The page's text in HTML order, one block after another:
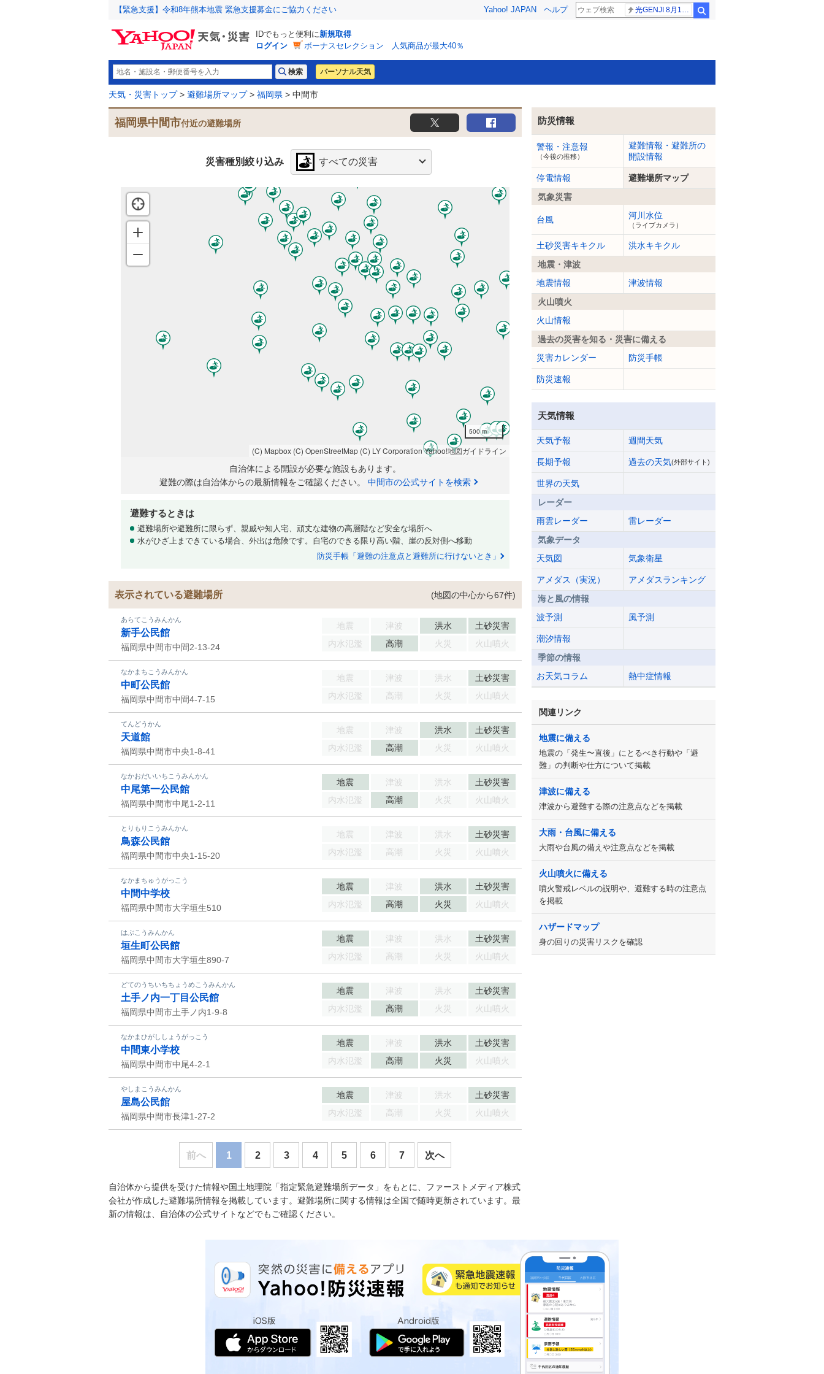
【緊急支援】令和8年熊本地震 緊急支援募金にご協力ください Yahoo! JAPAN ヘルプ
IDでもっと便利に新規取得
ログイン
ボーナスセレクション 人気商品が最大40％
パーソナル天気
天気・災害トップ> 避難場所マップ> 福岡県 > 中間市
福岡県中間市付近の避難場所
災害種別絞り込み すべての災害
500 m
(C) Mapbox (C) OpenStreetMap (C) LY Corporation Yahoo!地図ガイドライン
自治体による開設が必要な施設もあります。
避難の際は自治体からの最新情報をご確認ください。 中間市の公式サイトを検索
避難するときは
避難場所や避難所に限らず、親戚や知人宅、頑丈な建物の高層階など安全な場所へ
水がひざ上まできている場合、外出は危険です。自宅のできる限り高い階、崖の反対側へ移動
防災手帳「避難の注意点と避難所に行けないとき」
表示されている避難場所 (地図の中心から67件)
あらてこうみんかん
新手公民館
福岡県中間市中間2-13-24
地震 津波 洪水
土砂災害
内水氾濫
高潮 火災 火山噴火
なかまちこうみんかん
中町公民館
福岡県中間市中間4-7-15
地震 津波 洪水
土砂災害
内水氾濫
高潮 火災 火山噴火
てんどうかん
天道館
福岡県中間市中央1-8-41
地震 津波 洪水
土砂災害
内水氾濫
高潮 火災 火山噴火
なかおだいいちこうみんかん
中尾第一公民館
福岡県中間市中尾1-2-11
地震 津波 洪水
土砂災害
内水氾濫
高潮 火災 火山噴火
とりもりこうみんかん
鳥森公民館
福岡県中間市中央1-15-20
地震 津波 洪水
土砂災害
内水氾濫
高潮 火災 火山噴火
なかまちゅうがっこう
中間中学校
福岡県中間市大字垣生510
地震 津波 洪水
土砂災害
内水氾濫
高潮 火災 火山噴火
はぶこうみんかん
垣生町公民館
福岡県中間市大字垣生890-7
地震 津波 洪水
土砂災害
内水氾濫
高潮 火災 火山噴火
どてのうちいちちょうめこうみんかん
土手ノ内一丁目公民館
福岡県中間市土手ノ内1-9-8
地震 津波 洪水
土砂災害
内水氾濫
高潮 火災 火山噴火
なかまひがししょうがっこう
中間東小学校
福岡県中間市中尾4-2-1
地震 津波 洪水
土砂災害
内水氾濫
高潮 火災 火山噴火
やしまこうみんかん
屋島公民館
福岡県中間市長津1-27-2
地震 津波 洪水
土砂災害
内水氾濫
高潮 火災 火山噴火
前へ 1 2 3 4 5 6 7 次へ
自治体から提供を受けた情報や国土地理院「指定緊急避難場所データ」をもとに、ファーストメディア株式
会社が作成した避難場所情報を掲載しています。避難場所に関する情報は全国で随時更新されています。最
新の情報は、自治体の公式サイトなどでもご確認ください。
防災情報
警報・注意報
（今後の推移）
避難情報・避難所の
開設情報
停電情報
避難場所マップ
気象災害
台風 河川水位
（ライブカメラ）
土砂災害キキクル
洪水キキクル
地震・津波
地震情報
津波情報
火山噴火
火山情報
過去の災害を知る・災害に備える
災害カレンダー
防災手帳
防災速報
天気情報
天気予報 週間天気
長期予報 過去の天気(外部サイト)
世界の天気
レーダー
雨雲レーダー
雷レーダー
気象データ
天気図
気象衛星
アメダス（実況）
アメダスランキング
海と風の情報
波予測
風予測
潮汐情報
季節の情報
お天気コラム
熱中症情報
関連リンク
地震に備える
地震の「発生〜直後」にとるべき行動や「避
難」の判断や仕方について掲載
津波に備える
津波から避難する際の注意点などを掲載
大雨・台風に備える
大雨や台風の備えや注意点などを掲載
火山噴火に備える
噴火警戒レベルの説明や、避難する時の注意点
を掲載
ハザードマップ
身の回りの災害リスクを確認